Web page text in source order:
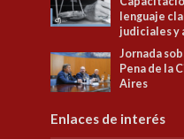
lenguaje
judiciales y
Jornada
Pena de la
Aires
Enlaces de interés